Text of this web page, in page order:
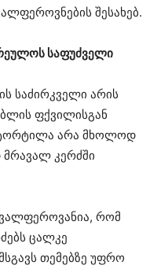
შესახებ.
საფუძველი
საძირკველი არის
ფქვილისგან
არა მხოლოდ
მრავალ კერძში
რომ
ცალკე
თემებზე უფრო